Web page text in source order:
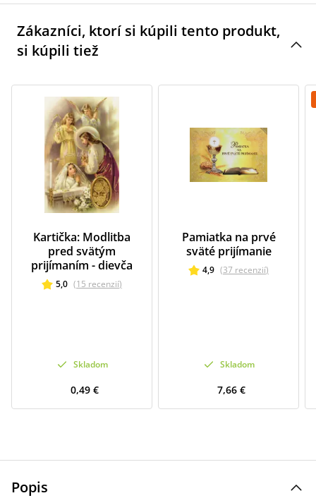
Zákazníci, ktorí si kúpili tento produkt,
si kúpili tiež
Kartička: Modlitba
pred svätým
prijímaním - dievča
5,0 (15 recenzií)
Skladom
0,49 €
Pamiatka na prvé
sväté prijímanie
4,9 (37 recenzií)
Skladom
7,66 €
Popis